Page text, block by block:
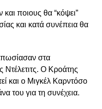
ποιους θα “κόψει”
και κατά συνέπεια θα
στα
Ντέλετιτς. Ο Κροάτης
και ο Μιγκέλ Καρντόσο
του για τη συνέχεια.